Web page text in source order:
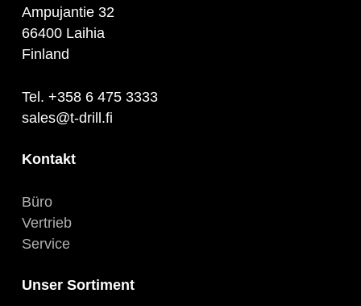
Ampujantie 32
66400 Laihia
Finland
Tel. +358 6 475 3333
sales@t-drill.fi
Kontakt
Büro
Vertrieb
Service
Unser Sortiment